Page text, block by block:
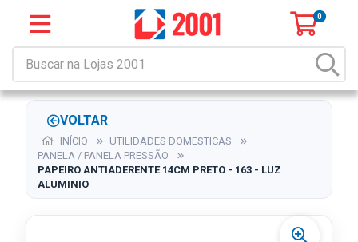
0
VOLTAR
INÍCIO
UTILIDADES DOMESTICAS
PANELA / PANELA PRESSÃO
PAPEIRO ANTIADERENTE 14CM PRETO - 163 - LUZ
ALUMINIO